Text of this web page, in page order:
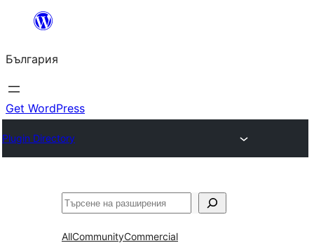
България
Get WordPress
Plugin Directory
Търсене
AllCommunityCommercial